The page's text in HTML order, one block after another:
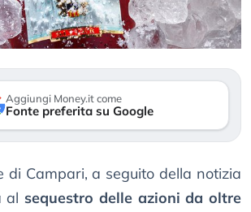
Aggiungi Money.it come
Fonte preferita su Google
di Campari, a seguito della notizia
al sequestro delle azioni da oltre